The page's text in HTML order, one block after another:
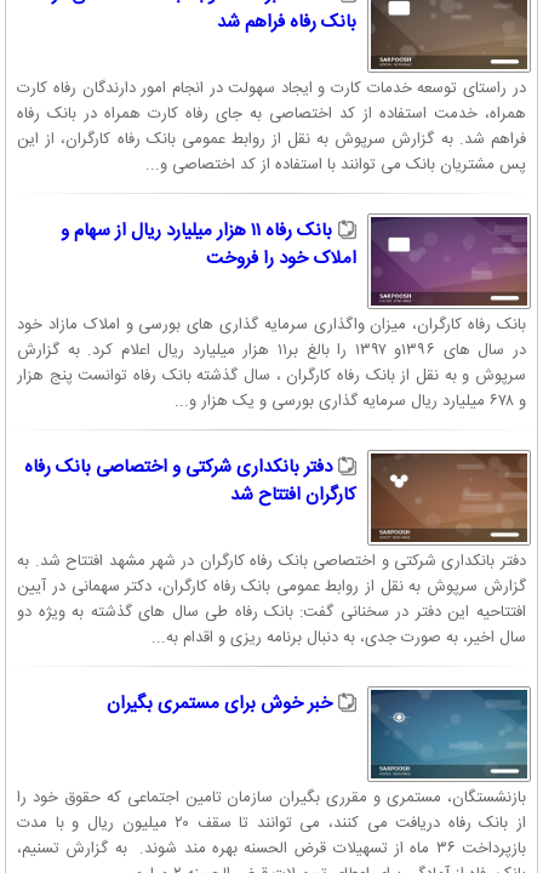
بانک رفاه فراهم شد
در راستای توسعه خدمات کارت و ایجاد سهولت در انجام امور دارندگان رفاه کارت
همراه، خدمت استفاده از کد اختصاصی به جای رفاه کارت همراه در بانک رفاه
فراهم شد. به گزارش سرپوش به نقل از روابط عمومی بانک رفاه کارگران، از این
پس مشتریان بانک می توانند با استفاده از کد اختصاصی و...
بانک رفاه ۱۱ هزار میلیارد ریال از سهام و
املاک خود را فروخت
بانک رفاه کارگران، میزان واگذاری سرمایه گذاری های بورسی و املاک مازاد خود
در سال های ۱۳۹۶و ۱۳۹۷ را بالغ بر۱۱ هزار میلیارد ریال اعلام کرد. به گزارش
سرپوش و به نقل از بانک رفاه کارگران ، سال گذشته بانک رفاه توانست پنج هزار
و ۶۷۸ میلیارد ریال سرمایه گذاری بورسی و یک هزار و...
دفتر بانکداری شرکتی و اختصاصی بانک رفاه
کارگران افتتاح شد
دفتر بانکداری شرکتی و اختصاصی بانک رفاه کارگران در شهر مشهد افتتاح شد. به
گزارش سرپوش به نقل از روابط عمومی بانک رفاه کارگران، دکتر سهمانی در آیین
افتتاحیه این دفتر در سخنانی گفت: بانک رفاه طی سال های گذشته به ویژه دو
سال اخیر، به صورت جدی، به دنبال برنامه ریزی و اقدام به...
خبر خوش برای مستمری بگیران
بازنشستگان، مستمری و مقرری بگیران سازمان تامین اجتماعی که حقوق خود را
از بانک رفاه دریافت می کنند، می توانند تا سقف ۲۰ میلیون ریال و با مدت
بازپرداخت ۳۶ ماه از تسهیلات قرض الحسنه بهره مند شوند. به گزارش تسنیم،